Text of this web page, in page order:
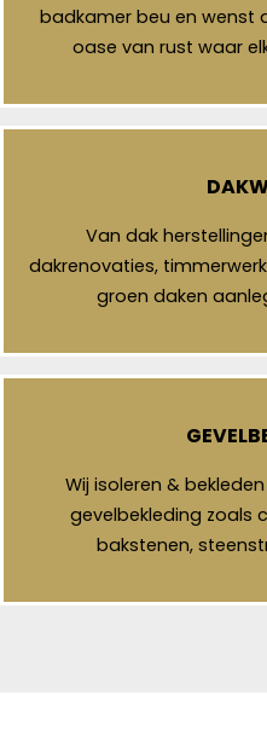
badkamer beu en wenst
oase van rust waar
Van dak
dakrenovaties,
groen daken
Wij isoleren &
gevelbekleding zoals
bakstenen,